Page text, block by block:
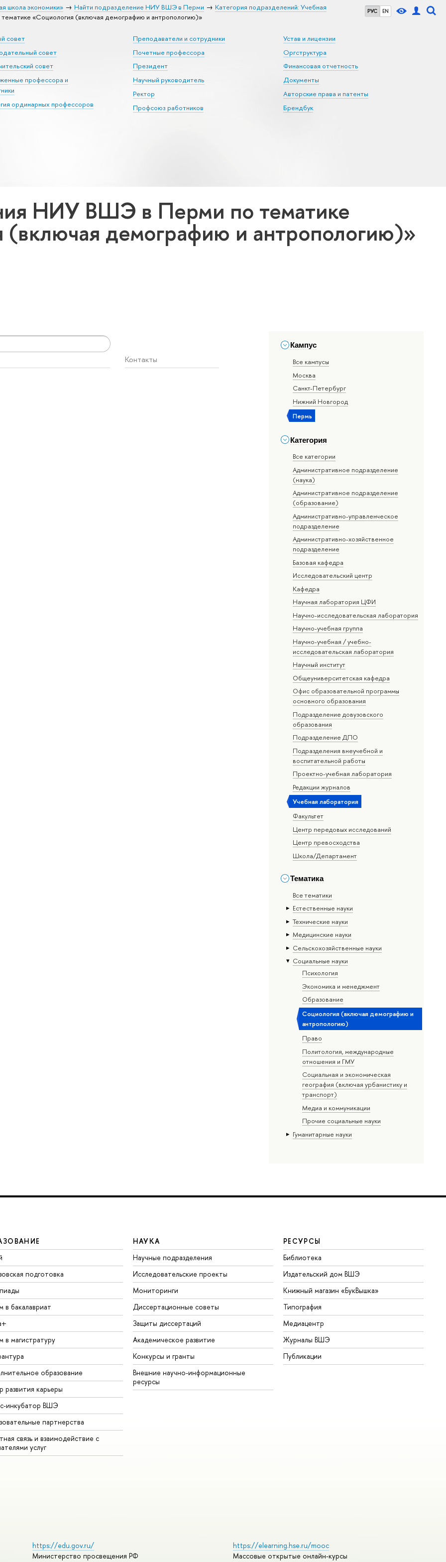
РУС EN
школа экономики» Найти подразделение НИУ ВШЭ в Перми
Категория подразделений: Учебная
«Социология (включая демографию и антропологию)»
совет
совет
совет
профессора и
ординарных профессоров
Преподаватели и сотрудники
Почетные профессора
Президент
Научный руководитель
Ректор
Профсоюз работников
Устав и лицензии
Оргструктура
Финансовая отчетность
Документы
Авторские права и патенты
Брендбук
НИУ ВШЭ в Перми по тематике
(включая демографию и антропологию)»
Кампус
Все кампусы
Москва
Санкт-Петербург
Нижний Новгород
Пермь
Категория
Все категории
Административное подразделение
(наука)
Административное подразделение
(образование)
Административно-управленческое
подразделение
Административно-хозяйственное
подразделение
Базовая кафедра
Исследовательский центр
Кафедра
Научная лаборатория ЦФИ
Научно-исследовательская лаборатория
Научно-учебная группа
Научно-учебная / учебно-
исследовательская лаборатория
Научный институт
Общеуниверситетская кафедра
Офис образовательной программы
основного образования
Подразделение довузовского
образования
Подразделение ДПО
Подразделения внеучебной и
воспитательной работы
Проектно-учебная лаборатория
Редакции журналов
Учебная лаборатория
Факультет
Центр передовых исследований
Центр превосходства
Школа/Департамент
Тематика
Все тематики
Естественные науки
Тех­ничес­кие науки
Медицинские науки
Сельскохозяйственные науки
Социальные науки
Психология
Экономика и менеджмент
Образование
Социология (включая демографию и
антропологию)
Право
Политология, международные
отношения и ГМУ
Социальная и экономическая
география (включая урбанистику и
транспорт)
Медиа и коммуникации
Прочие социальные науки
Гуманитарные науки
Контакты
подготовка
в бакалавриат
в магистратуру
образование
развития карьеры
инкубатор ВШЭ
партнерства
связь и взаимодействие с
услуг
НАУКА
Научные подразделения
Исследовательские проекты
Мониторинги
Диссертационные советы
Защиты диссертаций
Академическое развитие
Конкурсы и гранты
Внешние научно-информационные
ресурсы
РЕСУРСЫ
Библиотека
Издательский дом ВШЭ
Книжный магазин «БукВышка»
Типография
Медиацентр
Журналы ВШЭ
Публикации
https://edu.gov.ru/
Министерство просвещения РФ
https://elearning.hse.ru/mooc
Массовые открытые онлайн-курсы